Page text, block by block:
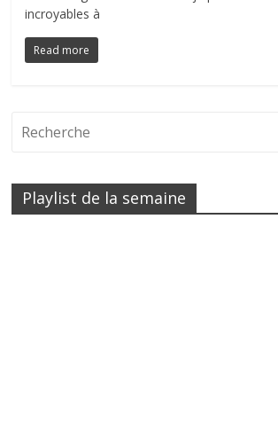
incroyables à
Read more
Playlist de la semaine